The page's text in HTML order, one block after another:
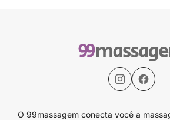
O 99massagem conecta você a